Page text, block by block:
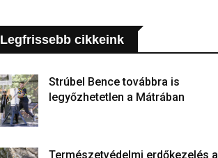
Legfrissebb cikkeink
Strúbel Bence továbbra is
legyőzhetetlen a Mátrában
Természetvédelmi erdőkezelés a